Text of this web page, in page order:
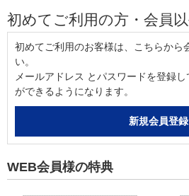
初めてご利用の方・会員
初めてご利用のお客様は、こちらから
い。
メールアドレス とパスワードを登録
ができるようになります。
WEB会員様の特典